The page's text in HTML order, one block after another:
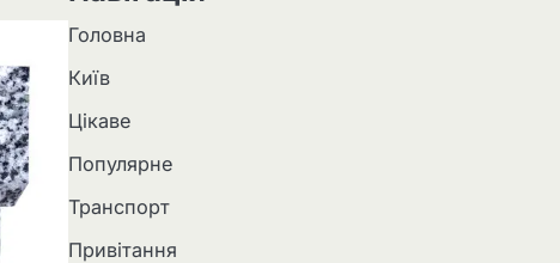
Головна
Київ
Цікаве
Популярне
Транспорт
Привітання